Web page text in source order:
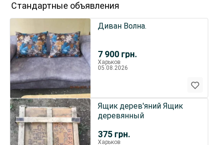
Стандартные объявления
7 900 грн.
Диван Волна.
Харьков
05.08.2026
375 грн.
Ящик дерев'яний Ящик
деревянный
Харьков